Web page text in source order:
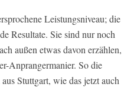
Leistungsniveau; die
Resultate. Sie sind nur noch
außen etwas davon erzählen,
Anprangermanier. So die
Stuttgart, wie das jetzt auch